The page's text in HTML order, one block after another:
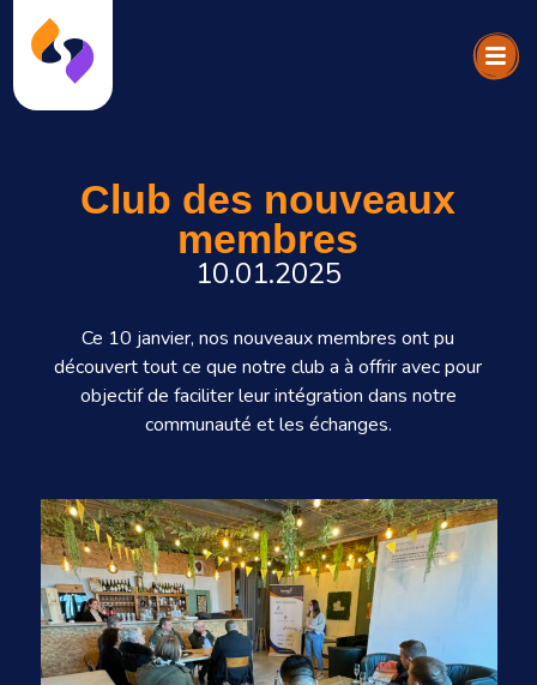
Club des nouveaux
membres
10.01.2025
Ce 10 janvier, nos nouveaux membres ont pu
découvert tout ce que notre club a à offrir avec pour
objectif de faciliter leur intégration dans notre
communauté et les échanges.